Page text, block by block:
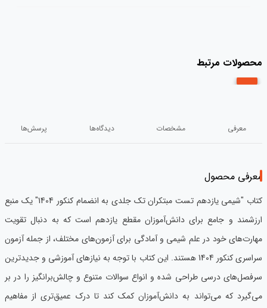
محصولات مرتبط
معرفی مشخصات دیدگاه‌ها پرسش‌ها
معرفی محصول
کتاب "شیمی یازدهم تست مبتکران تک جلدی به انضمام کنکور 1404" یک منبع
ارزشمند و جامع برای دانش‌آموزان مقطع یازدهم است که به دنبال تقویت
مهارت‌های خود در علم شیمی و آمادگی برای آزمون‌های مختلف، از جمله آزمون
سراسری کنکور 1404 هستند. این کتاب با توجه به نیازهای آموزشی و جدیدترین
سرفصل‌های درسی طراحی شده و انواع سوالات متنوع و چالش‌برانگیز را در بر
می‌گیرد که می‌تواند به دانش‌آموزان کمک کند تا درک عمیق‌تری از مفاهیم